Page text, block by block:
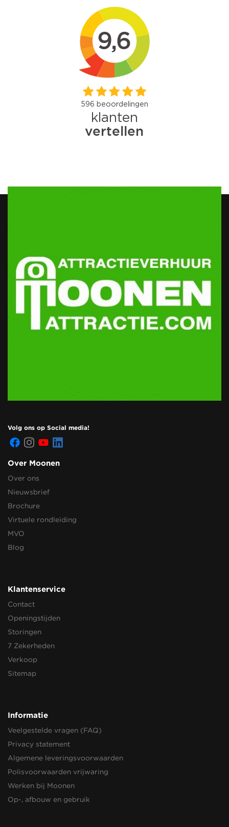
Volg ons op Social media!
Over Moonen
Over ons
Nieuwsbrief
Brochure
Virtuele rondleiding
MVO
Blog
Klantenservice
Contact
Openingstijden
Storingen
7 Zekerheden
Verkoop
Sitemap
Informatie
Veelgestelde vragen (FAQ)
Privacy statement
Algemene leveringsvoorwaarden
Polisvoorwaarden vrijwaring
Werken bij Moonen
Op-, afbouw en gebruik